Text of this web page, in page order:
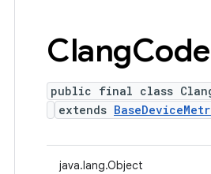
ClangCode
public final class
extends
java.lang.Object